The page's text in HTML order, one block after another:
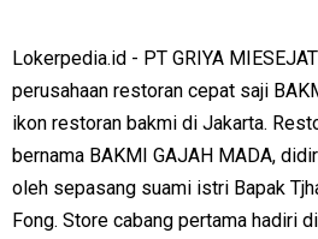
Lokerpedia.id - PT GRIYA
perusahaan restoran cepat saji
ikon restoran bakmi di Jakarta.
bernama BAKMI GAJAH MADA,
oleh sepasang suami istri Bapak
Fong. Store cabang pertama hadiri